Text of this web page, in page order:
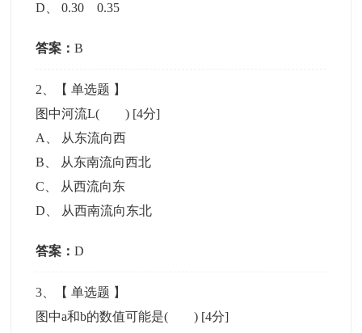
D 、0.30 0.35
答案：B
2 、【单选题 】
图中河流L( ) [4分]
A
从东流向西
B
从东南流向西北
C
从西流向东
D
从西南流向东北
答案：D
3 、【单选题 】
图中a和b的数值可能是( ) [4分]